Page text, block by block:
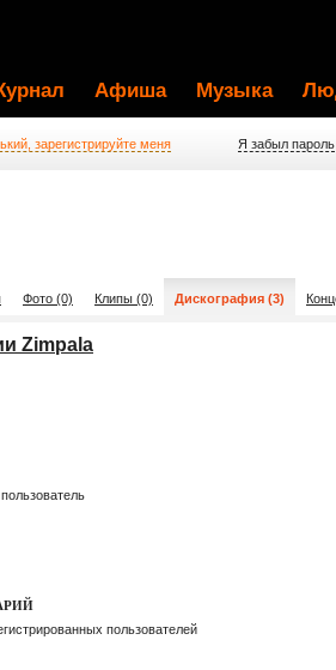
Афиша Музыка
зарегистрируйте меня Я забыл пароль
Фото (0) Клипы (0) Дискография (3)
Zimpala
пользователей